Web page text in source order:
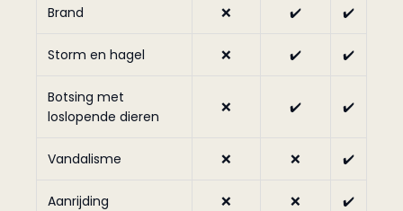
Brand ❌ ✔️ ✔️
Storm en hagel ❌ ✔️ ✔️
Botsing met
loslopende dieren
❌ ✔️ ✔️
Vandalisme ❌ ❌ ✔️
Aanrijding ❌ ❌ ✔️